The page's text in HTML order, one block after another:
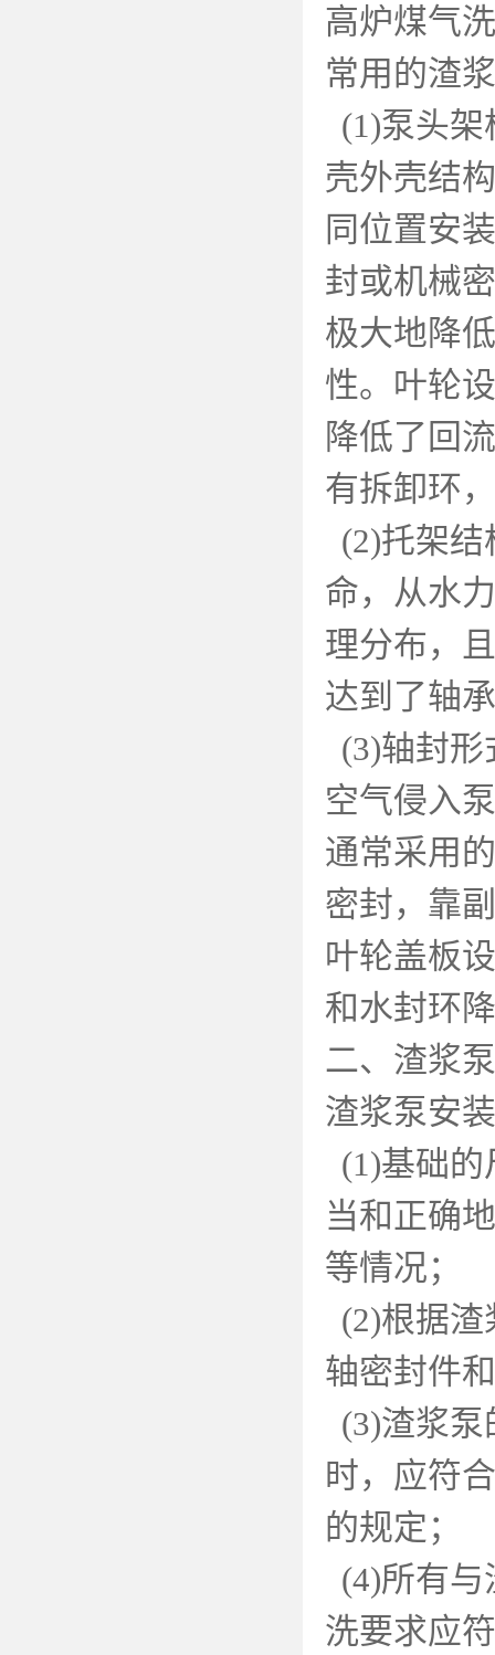
高炉煤气
常用的渣
(1)泵头架
壳外壳结
同位置安
封或机械
极大地降
性。叶轮
降低了回
有拆卸环
(2)托架结
命，从水
理分布，
达到了轴
(3)轴封形
空气侵入
通常采用
密封，靠
叶轮盖板
和水封环
二、渣浆
渣浆泵安
(1)基础的
当和正确
等情况；
(2)根据渣
轴密封件
(3)渣浆泵
时，应符
的规定；
(4)所有
洗要求应